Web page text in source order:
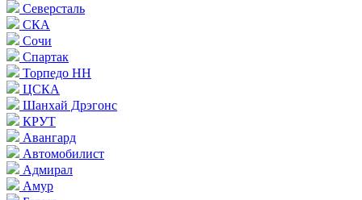
Северсталь
СКА
Сочи
Спартак
Торпедо НН
ЦСКА
Шанхай Дрэгонс
КРУТ
Авангард
Автомобилист
Адмирал
Амур